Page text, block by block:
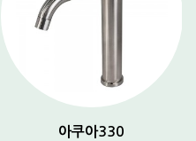
아쿠아330